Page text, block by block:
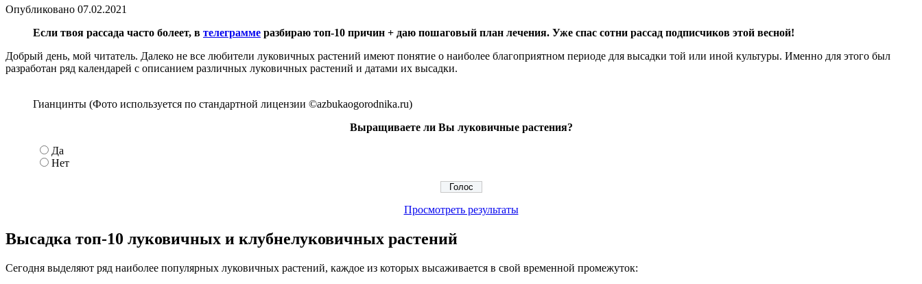
Опубликовано 07.02.2021
Если твоя рассада часто болеет, в телеграмме разбираю топ-10 причин + даю пошаговый план лечения. Уже спас сотни рассад подписчиков этой весной!
Добрый день, мой читатель. Далеко не все любители луковичных растений имеют понятие о наиболее благоприятном периоде для высадки той или иной культуры. Именно для этого был
разработан ряд календарей с описанием различных луковичных растений и датами их высадки.
Гианцинты (Фото используется по стандартной лицензии ©azbukaogorodnika.ru)
Выращиваете ли Вы луковичные растения?
Да
Нет
Просмотреть результаты
Высадка топ-10 луковичных и клубнелуковичных растений
Сегодня выделяют ряд наиболее популярных луковичных растений, каждое из которых высаживается в свой временной промежуток: